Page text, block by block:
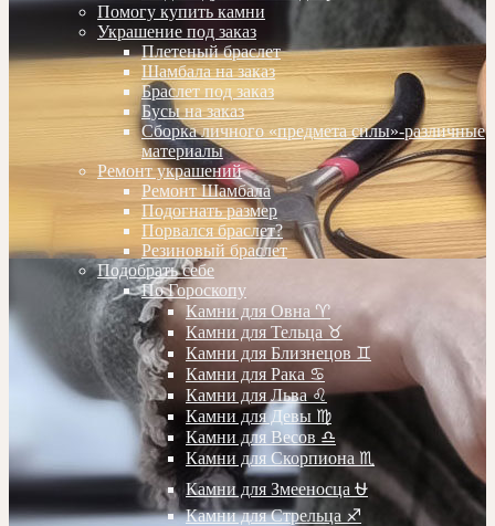
Помогу купить камни
Украшение под заказ
Плетеный браслет
Шамбала на заказ
Браслет под заказ
Бусы на заказ
Сборка личного «предмета силы»-различные
материалы
Ремонт украшений
Ремонт Шамбала
Подогнать размер
Порвался браслет?
Резиновый браслет
Подобрать себе
По Гороскопу
Камни для Овна ♈️
Камни для Тельца ♉️
Камни для Близнецов ♊️
Камни для Рака ♋️
Камни для Льва ♌️
Камни для Девы ♍️
Камни для Весов ♎️
Камни для Скорпиона ♏️
Камни для Змееносца ⛎
Камни для Стрельца ♐️